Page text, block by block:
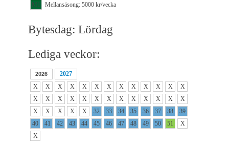
M1
Mellansäsong: 5000 kr/vecka
Bytesdag: Lördag
Lediga veckor:
2026
2027
X
X X X X X X X X X X X
X
X
X X X X X X X X X X X
X
X
X X X X 32 33 34 35 36 37 38
39
40
41 42 43 44 45 46 47 48 49 50 51
X
X